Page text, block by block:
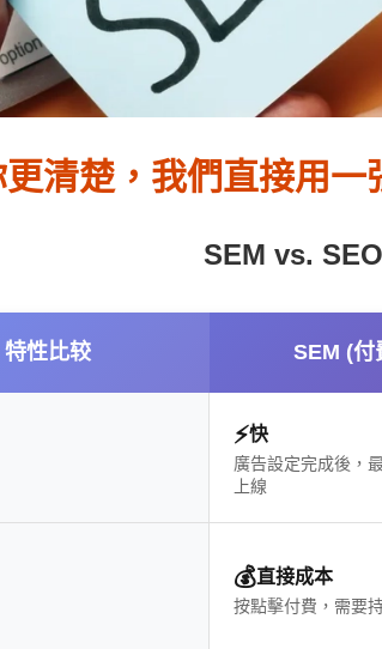
清楚，我們直接用一
SEM vs.
特性比较 SEM (付
⚡️快
廣告設定完成後，
上線
💰直接成本
按點擊付費，需要